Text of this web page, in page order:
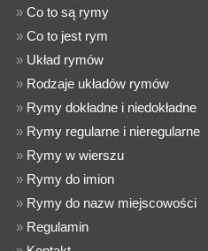
»Co to są rymy
»Co to jest rym
» Układ rymów
» Rodzaje układów rymów
» Rymy dokładne i niedokładne
» Rymy regularne i nieregularne
» Rymy w wierszu
» Rymy do imion
» Rymy do nazw miejscowości
» Regulamin